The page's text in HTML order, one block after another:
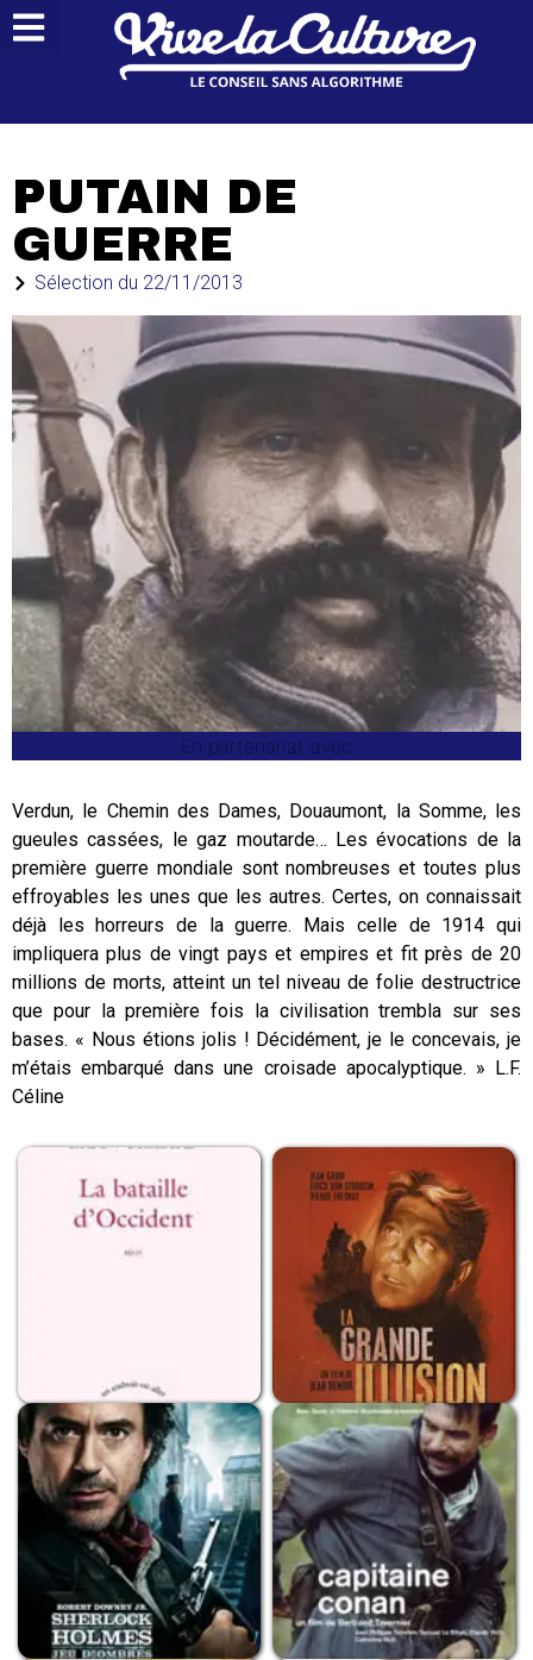
PUTAIN DE
GUERRE
Sélection du 22/11/2013
En partenariat avec
Verdun, le Chemin des Dames, Douaumont, la Somme, les
gueules cassées, le gaz moutarde… Les évocations de la
première guerre mondiale sont nombreuses et toutes plus
effroyables les unes que les autres. Certes, on connaissait
déjà les horreurs de la guerre. Mais celle de 1914 qui
impliquera plus de vingt pays et empires et fit près de 20
millions de morts, atteint un tel niveau de folie destructrice
que pour la première fois la civilisation trembla sur ses
bases. « Nous étions jolis ! Décidément, je le concevais, je
m’étais embarqué dans une croisade apocalyptique. » L.F.
Céline